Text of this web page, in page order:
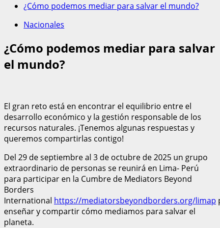
¿Cómo podemos mediar para salvar el mundo?
Nacionales
¿Cómo podemos mediar para salvar
el mundo?
El gran reto está en encontrar el equilibrio entre el
desarrollo económico y la gestión responsable de los
recursos naturales. ¡Tenemos algunas respuestas y
queremos compartirlas contigo!
Del 29 de septiembre al 3 de octubre de 2025 un grupo
extraordinario de personas se reunirá en Lima- Perú
para participar en la Cumbre de Mediators Beyond
Borders
International https://mediatorsbeyondborders.org/limap
enseñar y compartir cómo mediamos para salvar el
planeta.